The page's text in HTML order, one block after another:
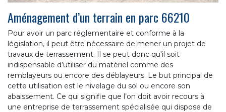
Aménagement d’un terrain en parc 66210
Pour avoir un parc réglementaire et conforme à la
législation, il peut être nécessaire de mener un projet de
travaux de terrassement. Il se peut donc qu'il soit
indispensable d’utiliser du matériel comme des
remblayeurs ou encore des déblayeurs. Le but principal de
cette utilisation est le nivelage du sol ou encore son
abaissement. Ce qui signifie que l’on doit avoir recours à
une entreprise de terrassement spécialisée qui dispose de